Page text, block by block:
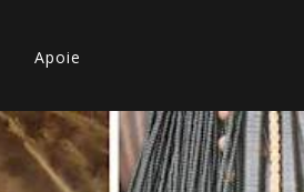
Apoie